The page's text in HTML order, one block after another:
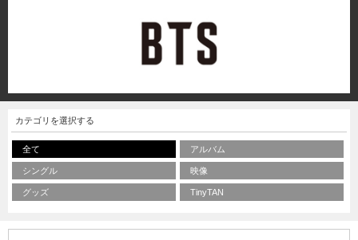
カテゴリを選択する
全て アルバム
シングル 映像
グッズ TinyTAN